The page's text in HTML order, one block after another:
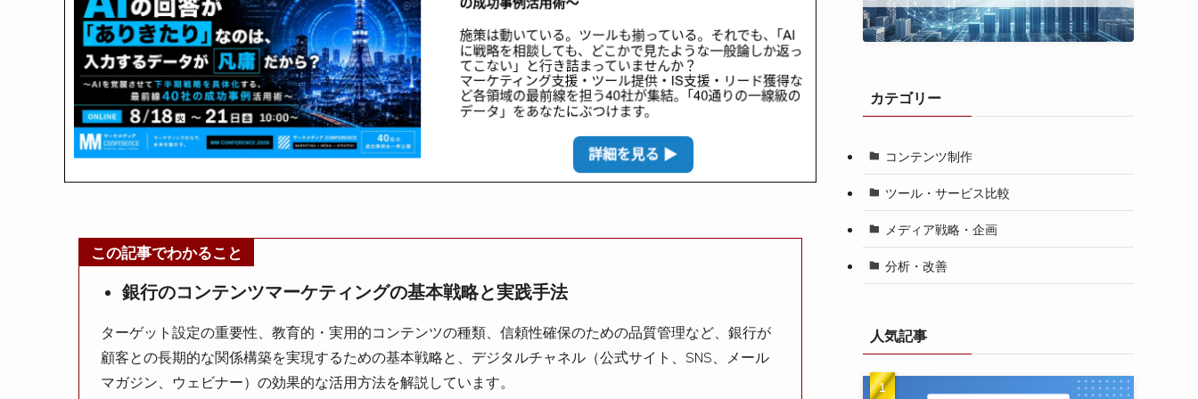
この記事でわかること
銀行のコンテンツマーケティングの基本戦略と実践手法
ターゲット設定の重要性、教育的・実用的コンテンツの種類、信頼性確保のための品質管理など、銀行が
顧客との長期的な関係構築を実現するための基本戦略と、デジタルチャネル（公式サイト、SNS、メール
マガジン、ウェビナー）の効果的な活用方法を解説しています。
カテゴリー
コンテンツ制作
ツール・サービス比較
メディア戦略・企画
分析・改善
人気記事